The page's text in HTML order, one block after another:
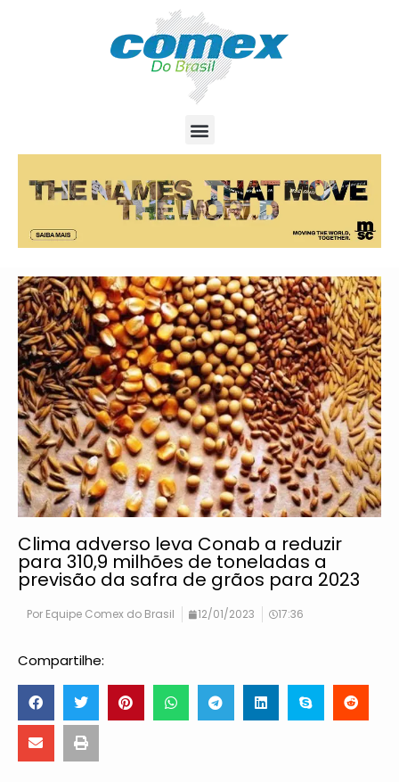
Clima adverso leva Conab a reduzir
para 310,9 milhões de toneladas a
previsão da safra de grãos para 2023
Por Equipe Comex do Brasil 12/01/2023 17:36
Compartilhe: